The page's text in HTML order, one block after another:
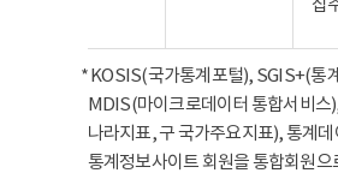
* KOSIS(국가통계포털), SGIS+(통
MDIS(마이크로데이터 통합서비스
나라지표, 구 국가주요지표), 통계
통계정보사이트 회원을 통합회원으